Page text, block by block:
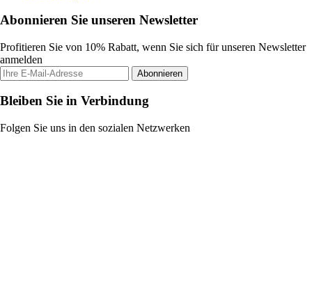
Abonnieren Sie unseren Newsletter
Profitieren Sie von 10% Rabatt, wenn Sie sich für unseren Newsletter
anmelden
Abonnieren
Bleiben Sie in Verbindung
Folgen Sie uns in den sozialen Netzwerken